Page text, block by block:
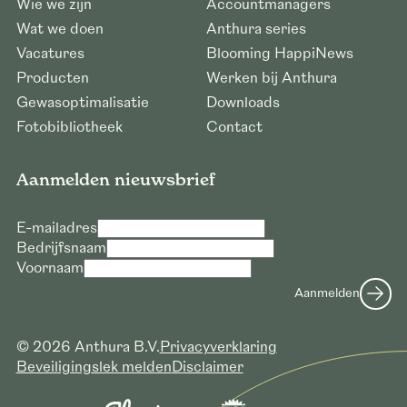
Wie we zijn
Wat we doen
Vacatures
Producten
Gewasoptimalisatie
Fotobibliotheek
Accountmanagers
Anthura series
Blooming HappiNews
Werken bij Anthura
Downloads
Contact
Aanmelden nieuwsbrief
E-mailadres
Bedrijfsnaam
Voornaam
Aanmelden
© 2026 Anthura B.V.Privacyverklaring
Beveiligingslek meldenDisclaimer